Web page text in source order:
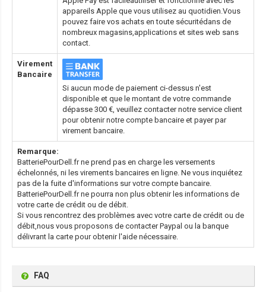
appareils Apple que vous utilisez au quotidien.Vous
pouvez faire vos achats en toute sécuritédans de
nombreux magasins,applications et sites web sans
contact.
Virement
Bancaire
Si aucun mode de paiement ci-dessus n'est
disponible et que le montant de votre commande
dépasse 300 €, veuillez contacter notre service client
pour obtenir notre compte bancaire et payer par
virement bancaire.
Remarque:
BatteriePourDell.fr ne prend pas en charge les versements
échelonnés, ni les virements bancaires en ligne. Ne vous inquiétez
pas de la fuite d'informations sur votre compte bancaire.
BatteriePourDell.fr ne pourra non plus obtenir les informations de
votre carte de crédit ou de débit.
Si vous rencontrez des problèmes avec votre carte de crédit ou de
débit,nous vous proposons de contacter Paypal ou la banque
délivrant la carte pour obtenir l'aide nécessaire.
FAQ